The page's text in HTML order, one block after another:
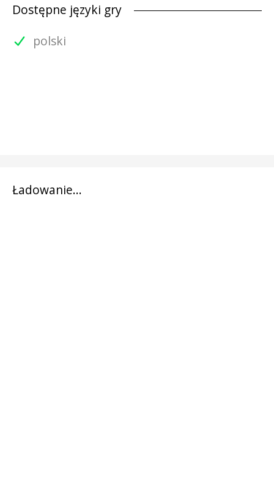
Dostępne języki gry
polski
Ładowanie...